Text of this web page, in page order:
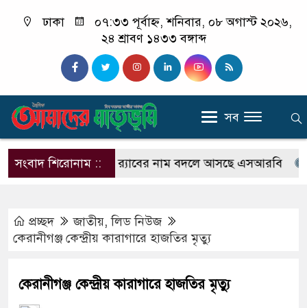
ঢাকা
০৭:৩৩ পূর্বাহ্ন, শনিবার, ০৮ অগাস্ট ২০২৬,
২৪ শ্রাবণ ১৪৩৩ বঙ্গাব্দ
সব
সংবাদ শিরোনাম ::
নোটিশ র‍্যাবের নাম বদলে আসছে এসআরবি অফিস
প্রচ্ছদ জাতীয়,লিড নিউজ
কেরানীগঞ্জ কেন্দ্রীয় কারাগারে হাজতির মৃত্যু
কেরানীগঞ্জ কেন্দ্রীয় কারাগারে হাজতির মৃত্যু